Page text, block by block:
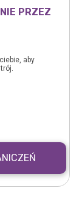
PRZEZ
aby